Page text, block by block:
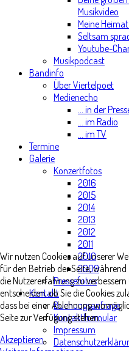
Musikvideo
Meine
Seltsam
Youtube-
Musikpodcast
Bandinfo
Über Viertelpoet
Medienecho
... in der
... im Radio
... im TV
Termine
Galerie
Konzertfotos
2016
2015
2014
2013
2012
2011
2010
2009
Pressefotos
Kontakt
Buchungsanfrage
Kontaktformular
Impressum
Wir nutzen Cookies auf unserer
für den Betrieb der Seite,
die Nutzererfahrung zu
entscheiden, ob Sie die Cookies
dass bei einer Ablehnung
Seite zur Verfügung stehen.
Akzeptieren